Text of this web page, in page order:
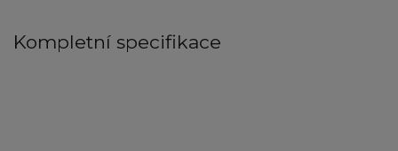
Kompletní specifikace